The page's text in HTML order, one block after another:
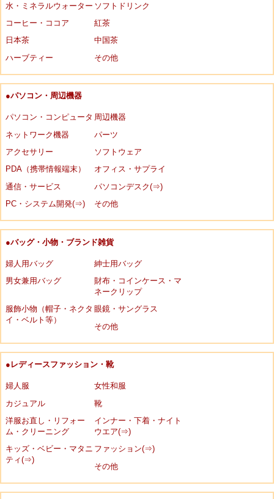
水・ミネラルウォーター ソフトドリンク
コーヒー・ココア
紅茶
日本茶
中国茶
ハーブティー
その他
●パソコン・周辺機器
パソコン・コンピュータ 周辺機器
ネットワーク機器
パーツ
アクセサリー
ソフトウェア
PDA（携帯情報端末）
オフィス・サプライ
通信・サービス
パソコンデスク(⇒)
PC・システム開発(⇒)
その他
●バッグ・小物・ブランド雑貨
婦人用バッグ
紳士用バッグ
男女兼用バッグ
財布・コインケース・マ
ネークリップ
服飾小物（帽子・ネクタ
イ・ベルト等）
眼鏡・サングラス
その他
●レディースファッション・靴
婦人服
女性和服
カジュアル
靴
洋服お直し・リフォー
ム・クリーニング
インナー・下着・ナイト
ウエア(⇒)
キッズ・ベビー・マタニ
ティ(⇒)
ファッション(⇒)
その他